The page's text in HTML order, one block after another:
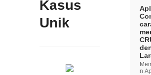
Kasus
Unik
The
of
"
n